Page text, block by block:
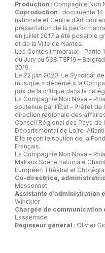
Production : Compagnie Non
Coproduction : documenta
nationale et Centre d’Art
présentation de la
en juillet 2017 a été possible
et de la Ville de Nantes.
Les Contes Immoraux – Partie
du Jury au 53BITEF19 –
2019.
Le 22 juin 2020, Le Syndicat
musique a décerné à la
prix de la critique dans la
La Compagnie Non Nova –
soutenue par l’État – Préfet
direction régionale des
Conseil Régional des Pays de
Départemental de Loire-
Elle reçoit le soutien de la
Français.
La Compagnie Non Nova –
Malraux Scène nationale
Européen Théâtral et
Co-directrice,
Massonnet
Assistante d’administration
Winckler
Chargée de communication
Lasserrade
Régisseur général : Olivier